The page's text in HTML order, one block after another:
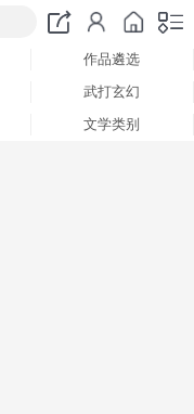
作品遴选
武打玄幻
文学类别